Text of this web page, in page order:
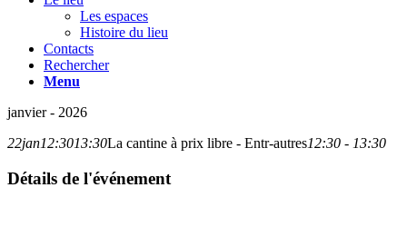
Les espaces
Histoire du lieu
Contacts
Rechercher
Menu
janvier - 2026
22jan12:3013:30La cantine à prix libre - Entr-autres12:30 - 13:30
Détails de l'événement